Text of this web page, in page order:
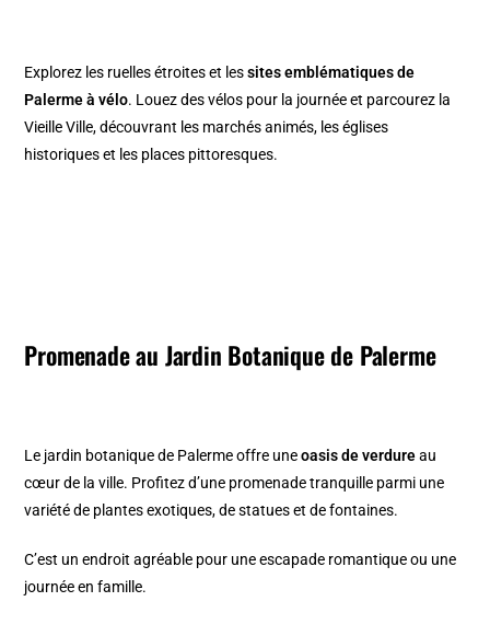
Explorez les ruelles étroites et lessites emblématiques de
Palerme à vélo. Louez des vélos pour la journée et parcourez la
Vieille Ville, découvrant les marchés animés, les églises
historiques et les places pittoresques.
Promenade au Jardin Botanique de Palerme
Le jardin botanique de Palermeoffre uneoasis de verdureau
cœur de la ville. Profitez d’une promenade tranquille parmi une
variété de plantes exotiques, de statues et de fontaines.
C’est un endroit agréable pour une escapade romantique ou une
journée en famille.